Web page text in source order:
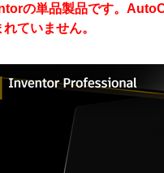
の単品製品です。
ていません。